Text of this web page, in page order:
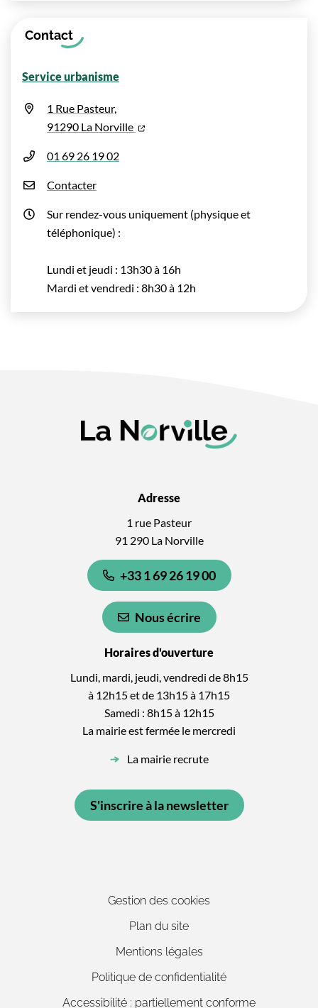
Contact
Service urbanisme
1 Rue Pasteur,
91290 La Norville
(ouverture dans un nouvel onglet)
01 69 26 19 02
Contacter
Sur rendez-vous uniquement (physique et
téléphonique) :
Lundi et jeudi : 13h30 à 16h
Mardi et vendredi : 8h30 à 12h
Adresse
1 rue Pasteur
91 290 La Norville
+33 1 69 26 19 00
Nous écrire
Horaires d'ouverture
Lundi, mardi, jeudi, vendredi de 8h15
à 12h15 et de 13h15 à 17h15
Samedi : 8h15 à 12h15
La mairie est fermée le mercredi
La mairie recrute
S'inscrire à la newsletter
Gestion des cookies
Plan du site
Mentions légales
Politique de confidentialité
Accessibilité : partiellement conforme